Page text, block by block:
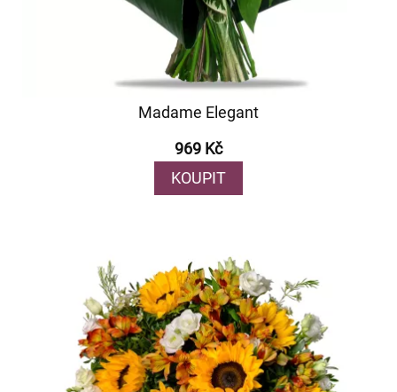
Madame Elegant
969 Kč
KOUPIT